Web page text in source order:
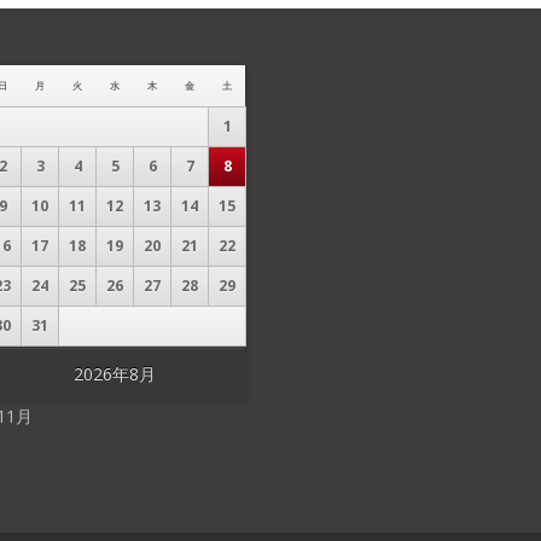
2026年8月
日 月 火 水 木 金 土
1
2
3 4 5 6 7
8
9
10 11 12 13 14
15
17 18 19 20 21
22
24 25 26 27 28
29
31
月